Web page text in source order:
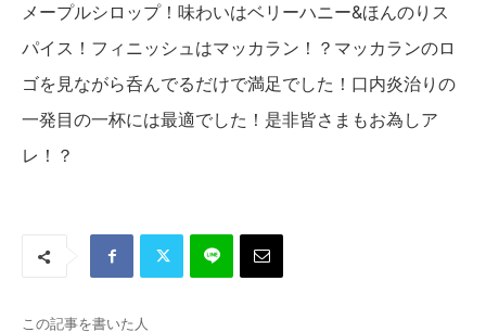
メープルシロップ！味わいはベリーハニー&ほんのりス
パイス！フィニッシュはマッカラン！？マッカランのロ
ゴを見ながら呑んでるだけで満足でした！口内炎治りの
一発目の一杯には最適でした！是非皆さまもお為しア
レ！？
この記事を書いた人